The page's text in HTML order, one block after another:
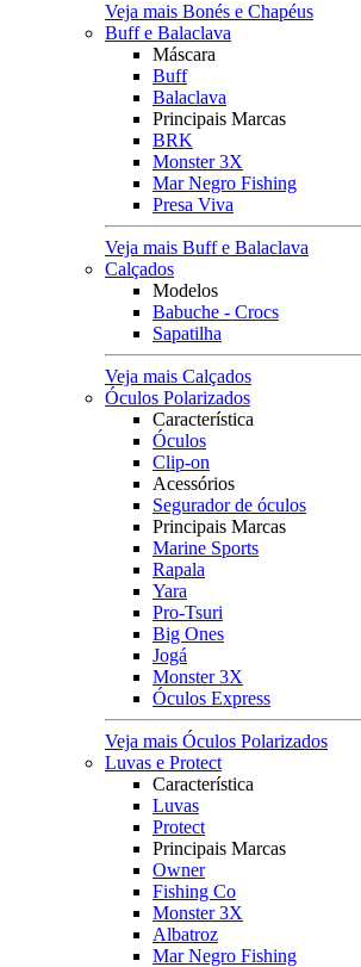
Veja mais Bonés e Chapéus
Buff e Balaclava
Máscara
Buff
Balaclava
Principais Marcas
BRK
Monster 3X
Mar Negro Fishing
Presa Viva
Veja mais Buff e Balaclava
Calçados
Modelos
Babuche - Crocs
Sapatilha
Veja mais Calçados
Óculos Polarizados
Característica
Óculos
Clip-on
Acessórios
Segurador de óculos
Principais Marcas
Marine Sports
Rapala
Yara
Pro-Tsuri
Big Ones
Jogá
Monster 3X
Óculos Express
Veja mais Óculos Polarizados
Luvas e Protect
Característica
Luvas
Protect
Principais Marcas
Owner
Fishing Co
Monster 3X
Albatroz
Mar Negro Fishing